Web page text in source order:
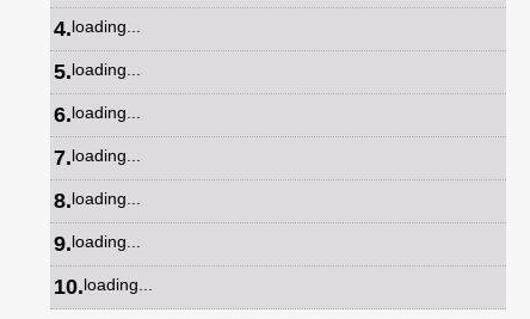
4.loading...
5.loading...
6.loading...
7.loading...
8.loading...
9.loading...
10.loading...